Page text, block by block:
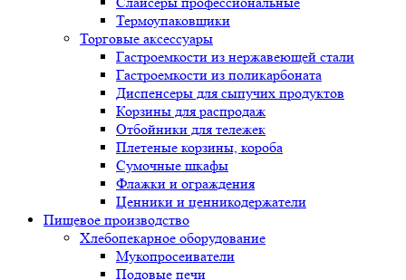
Термоупаковщики
Торговые аксессуары
Гастроемкости из нержавеющей стали
Гастроемкости из поликарбоната
Диспенсеры для сыпучих продуктов
Корзины для распродаж
Отбойники для тележек
Плетеные корзины, короба
Сумочные шкафы
Флажки и ограждения
Ценники и ценникодержатели
Пищевое производство
Хлебопекарное оборудование
Мукопросеиватели
Подовые печи